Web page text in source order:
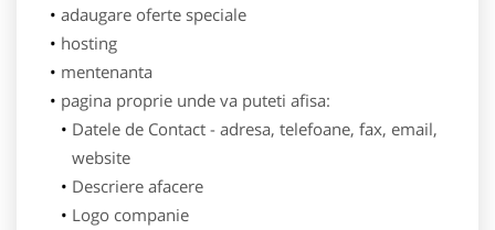
adaugare oferte speciale
hosting
mentenanta
pagina proprie unde va puteti afisa:
Datele de Contact - adresa, telefoane, fax, email,
website
Descriere afacere
Logo companie